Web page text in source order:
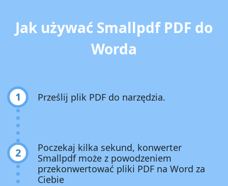
Jak używać Smallpdf PDF do
Worda
1 Prześlij plik PDF do narzędzia.
2
Poczekaj kilka sekund, konwerter
Smallpdf może z powodzeniem
przekonwertować pliki PDF na Word za
Ciebie